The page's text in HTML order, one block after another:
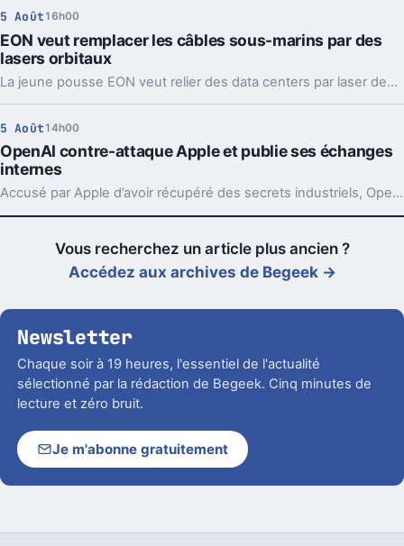
5 Août 16h00
EON veut remplacer les câbles sous-marins par des
lasers orbitaux
La jeune pousse EON veut relier des data centers par laser depuis l’orbite. Une idée très ambitieuse, portée par l’explosion des besoins en IA.
5 Août 14h00
OpenAI contre-attaque Apple et publie ses échanges
internes
Accusé par Apple d’avoir récupéré des secrets industriels, OpenAI riposte avec des mails et des logs de chat. L’enjeu va bien au-delà du simple procès.
Vous recherchez un article plus ancien ?
Accédez aux archives de Begeek →
Newsletter
Chaque soir à 19 heures, l'essentiel de l'actualité
sélectionné par la rédaction de Begeek. Cinq minutes de
lecture et zéro bruit.
Je m'abonne gratuitement